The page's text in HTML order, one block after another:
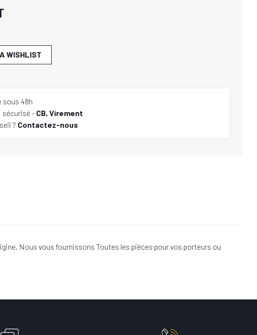
WISHLIST
sous 48h
sécurisé - CB, Virement
? Contactez-nous
Nous vous fournissons Toutes les pièces pour vos porteurs ou